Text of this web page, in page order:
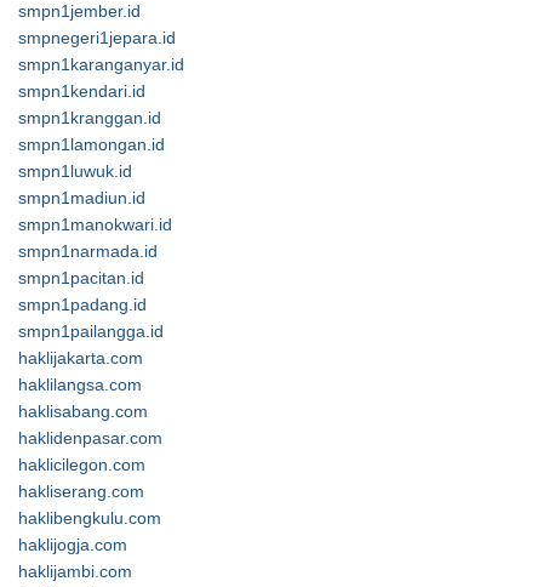
smpn1jember.id
smpnegeri1jepara.id
smpn1karanganyar.id
smpn1kendari.id
smpn1kranggan.id
smpn1lamongan.id
smpn1luwuk.id
smpn1madiun.id
smpn1manokwari.id
smpn1narmada.id
smpn1pacitan.id
smpn1padang.id
smpn1pailangga.id
haklijakarta.com
haklilangsa.com
haklisabang.com
haklidenpasar.com
haklicilegon.com
hakliserang.com
haklibengkulu.com
haklijogja.com
haklijambi.com